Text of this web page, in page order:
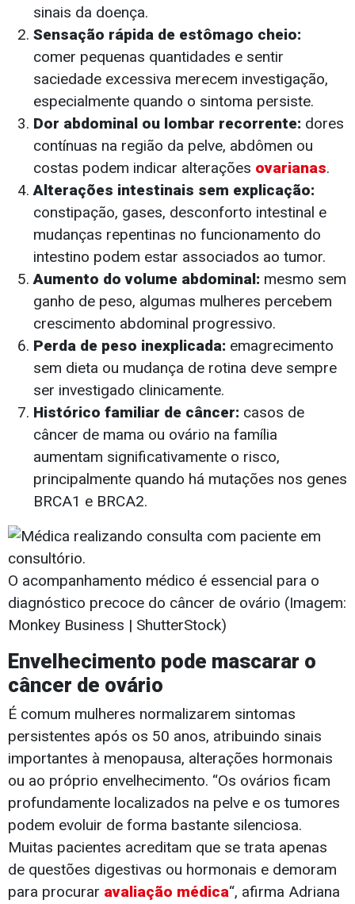
sinais da doença.
Sensação rápida de estômago cheio:
comer pequenas quantidades e sentir
saciedade excessiva merecem investigação,
especialmente quando o sintoma persiste.
Dor abdominal ou lombar recorrente: dores
contínuas na região da pelve, abdômen ou
costas podem indicar alterações ovarianas.
Alterações intestinais sem explicação:
constipação, gases, desconforto intestinal e
mudanças repentinas no funcionamento do
intestino podem estar associados ao tumor.
Aumento do volume abdominal: mesmo sem
ganho de peso, algumas mulheres percebem
crescimento abdominal progressivo.
Perda de peso inexplicada: emagrecimento
sem dieta ou mudança de rotina deve sempre
ser investigado clinicamente.
Histórico familiar de câncer: casos de
câncer de mama ou ovário na família
aumentam significativamente o risco,
principalmente quando há mutações nos genes
BRCA1 e BRCA2.
O acompanhamento médico é essencial para o
diagnóstico precoce do câncer de ovário (Imagem:
Monkey Business | ShutterStock)
Envelhecimento pode mascarar o
câncer de ovário
É comum mulheres normalizarem sintomas
persistentes após os 50 anos, atribuindo sinais
importantes à menopausa, alterações hormonais
ou ao próprio envelhecimento. “Os ovários ficam
profundamente localizados na pelve e os tumores
podem evoluir de forma bastante silenciosa.
Muitas pacientes acreditam que se trata apenas
de questões digestivas ou hormonais e demoram
para procurar avaliação médica“, afirma Adriana